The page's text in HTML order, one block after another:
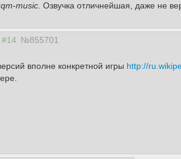
music. Озвучка отличнейшая, даже не
#14 №855701
вполне конкретной игры http://